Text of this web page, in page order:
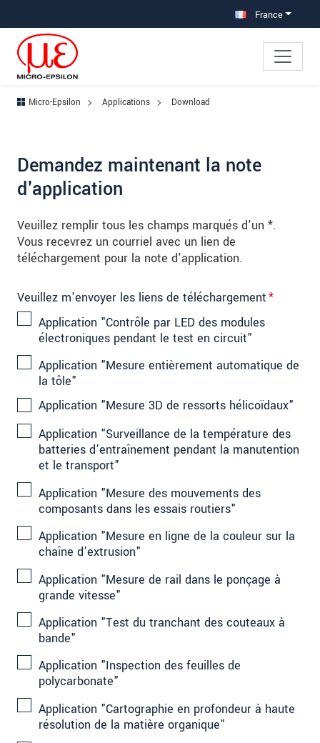
France
Micro-Epsilon Applications Download
Demandez maintenant la note
d'application
Veuillez remplir tous les champs marqués d'un *.
Vous recevrez un courriel avec un lien de
téléchargement pour la note d'application.
Veuillez m'envoyer les liens de téléchargement*
Application "Contrôle par LED des modules
électroniques pendant le test en circuit"
Application "Mesure entièrement automatique de
la tôle"
Application "Mesure 3D de ressorts hélicoïdaux"
Application "Surveillance de la température des
batteries d’entraînement pendant la manutention
et le transport"
Application "Mesure des mouvements des
composants dans les essais routiers"
Application "Mesure en ligne de la couleur sur la
chaîne d’extrusion"
Application "Mesure de rail dans le ponçage à
grande vitesse"
Application "Test du tranchant des couteaux à
bande"
Application "Inspection des feuilles de
polycarbonate"
Application "Cartographie en profondeur à haute
résolution de la matière organique"